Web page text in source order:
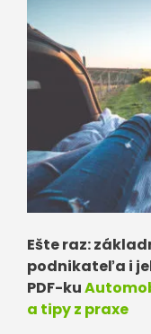
Ešte raz:
podnikateľa i
PDF-ku
a tipy z praxe